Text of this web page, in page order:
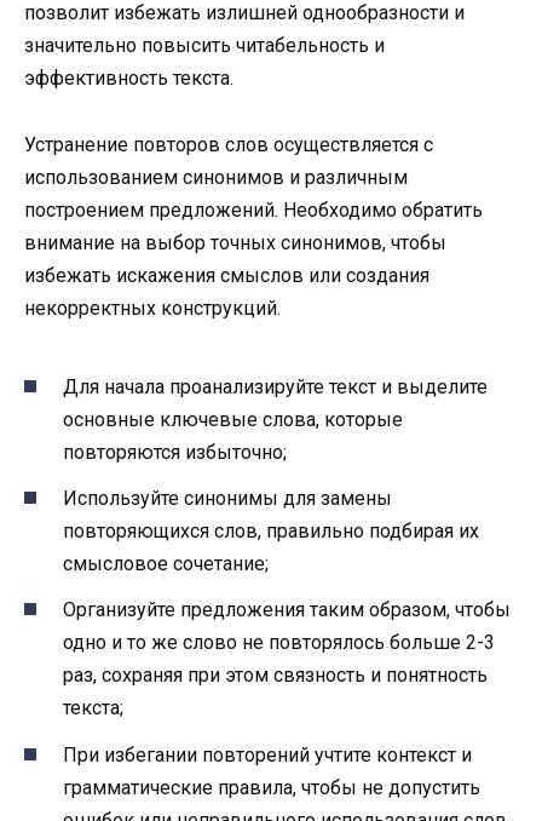
позволит избежать излишней однообразности и
значительно повысить читабельность и
эффективность текста.
Устранение повторов слов осуществляется с
использованием синонимов и различным
построением предложений. Необходимо обратить
внимание на выбор точных синонимов, чтобы
избежать искажения смыслов или создания
некорректных конструкций.
Для начала проанализируйте текст и выделите
основные ключевые слова, которые
повторяются избыточно;
Используйте синонимы для замены
повторяющихся слов, правильно подбирая их
смысловое сочетание;
Организуйте предложения таким образом, чтобы
одно и то же слово не повторялось больше 2-3
раз, сохраняя при этом связность и понятность
текста;
При избегании повторений учтите контекст и
грамматические правила, чтобы не допустить